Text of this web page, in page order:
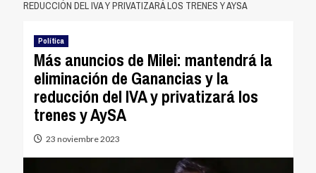
REDUCCIÓN DEL IVA Y PRIVATIZARÁ LOS TRENES Y AYSA
Política
Más anuncios de Milei: mantendrá la
eliminación de Ganancias y la
reducción del IVA y privatizará los
trenes y AySA
23 noviembre 2023